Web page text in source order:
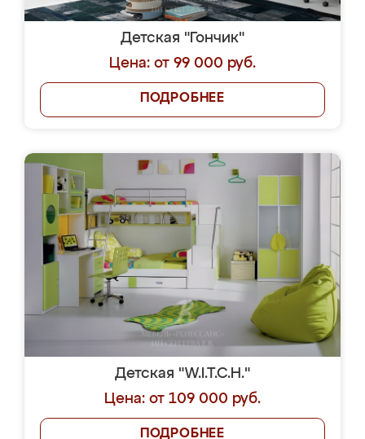
Детская "Гончик"
Цена: от 99 000 руб.
ПОДРОБНЕЕ
Детская "W.I.T.C.H."
Цена: от 109 000 руб.
ПОДРОБНЕЕ